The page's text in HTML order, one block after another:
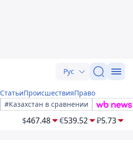
Рус
СтатьиПроисшествияПраво
#Казахстан в сравнении
$467.48 €539.52 ₽5.73